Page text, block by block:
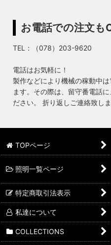
お電話での注文も
TEL：（078）203-9620
電話はお気軽に！
製作などにより機械の稼動中
ます。その際は、留守番電話
ださい。 折り返しご連絡致しま
TOPページ
照明一覧ページ
特定商取引法表示
私達について
COLLECTIONS